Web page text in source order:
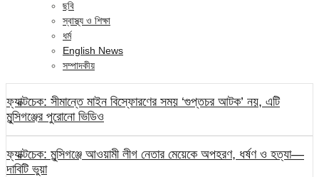
ছবি
স্বাস্থ্য ও শিক্ষা
ধর্ম
English News
সম্পাদকীয়
ফ্যাক্টচেক: সীমান্তে মাইন বিস্ফোরণের সময় ‘গুপ্তচর আটক’ নয়, এটি
মুন্সিগঞ্জের পুরোনো ভিডিও
ফ্যাক্টচেক: মুন্সিগঞ্জে আওয়ামী লীগ নেতার মেয়েকে অপহরণ, ধর্ষণ ও হত্যা—
দাবিটি ভুয়া